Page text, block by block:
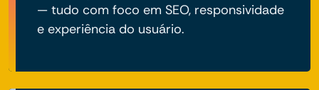
— tudo com foco em SEO, responsividade
e experiência do usuário.